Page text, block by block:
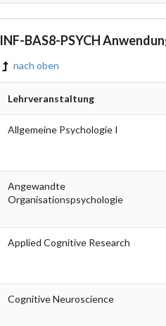
INF-BAS8-PSYCH
nach oben
Lehrveranstaltung
Allgemeine Psychologie I
Angewandte
Organisationspsychologie
Applied Cognitive Research
Cognitive Neuroscience